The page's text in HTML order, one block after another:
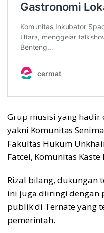
Grup musisi yang hadir
yakni Komunitas
Fakultas Hukum
Fatcei, Komunitas Kaste
Rizal bilang, dukungan
ini juga diiringi dengan
publik di Ternate yang
pemerintah.